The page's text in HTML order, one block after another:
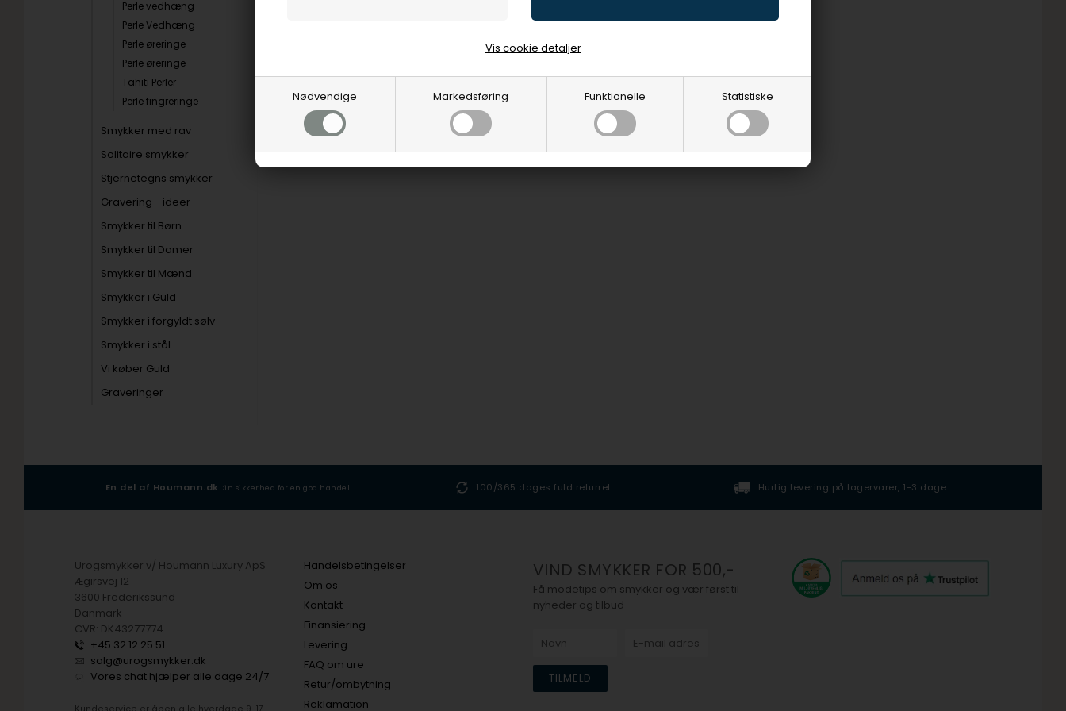
Nødvendige Markedsføring Funktionelle Statistiske
Vis cookie detaljer
Perle vedhæng
Perle Vedhæng
Perle øreringe
Perle øreringe
Tahiti Perler
Perle fingreringe
Smykker med rav
Solitaire smykker
Stjernetegns smykker
Gravering - ideer
Smykker til Børn
Smykker til Damer
Smykker til Mænd
Smykker i Guld
Smykker i forgyldt sølv
Smykker i stål
Vi køber Guld
Graveringer
En del af Houmann.dk Din sikkerhed for en god handel 100/365 dages fuld returret Hurtig levering på lagervarer, 1-3 dage
Urogsmykker v/ Houmann Luxury ApS
Ægirsvej 12
3600 Frederikssund
Danmark
CVR: DK43277774
+45 32 12 25 51
salg@urogsmykker.dk
Vores chat hjælper alle dage 24/7
Handelsbetingelser
Om os
Kontakt
Finansiering
Levering
FAQ om ure
Retur/ombytning
Reklamation
VIND SMYKKER FOR 500,-
Få modetips om smykker og vær først til
nyheder og tilbud